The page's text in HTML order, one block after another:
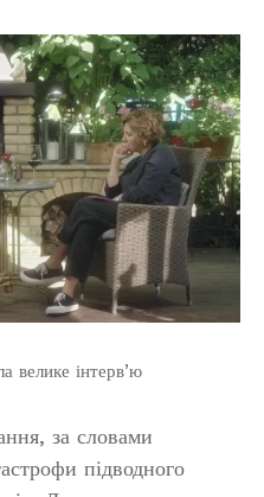
велике інтерв’ю
за словами
підводного